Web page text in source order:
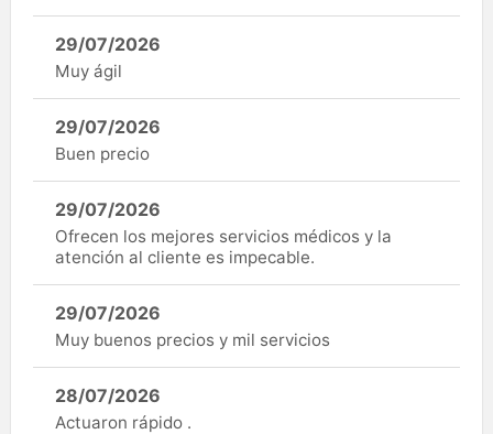
29/07/2026
Muy ágil
29/07/2026
Buen precio
29/07/2026
Ofrecen los mejores servicios médicos y la
atención al cliente es impecable.
29/07/2026
Muy buenos precios y mil servicios
28/07/2026
Actuaron rápido .